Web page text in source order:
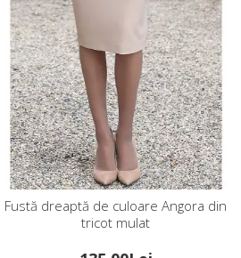
Fustă dreaptă de culoare Angora din
tricot mulat